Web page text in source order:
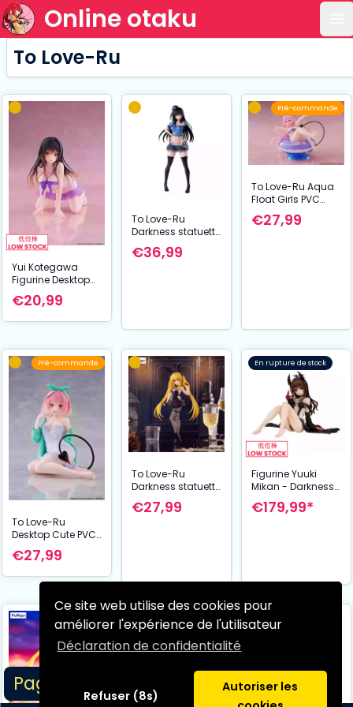
Ce site web utilise des cookies pour
améliorer l'expérience de l'utilisateur
Déclaration de confidentialité
Refuser (8s)
Autoriser les
Online otaku
Page 1/6
To Love-Ru
Yui Kotegawa
Figurine Desktop
Cute Room wear
Ver. To Love Ru
€20,99
To Love-Ru
Darkness statuette
PVC Glitter &
Glamours Yui
€36,99
Pré-commande
To Love-Ru Aqua
Float Girls PVC
Figurine Lala 10
cm
€27,99
Pré-commande
To Love-Ru
Desktop Cute PVC
Figurine Momo
(Roomwear Ver.)
€27,99
To Love-Ru
Darkness statuette
PVC BiCute
Bunnies Konjiki no
€27,99
En rupture de stock
Figurine Yuuki
Mikan - Darkness
Ver. (15 cm) To
Love-Ru Darkness
€179,99*